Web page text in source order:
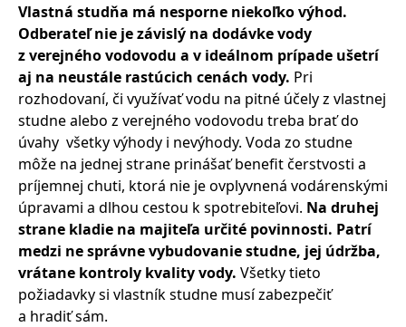
Vlastná studňa má nesporne niekoľko výhod.
Odberateľ nie je závislý na dodávke vody
z verejného vodovodu a v ideálnom prípade ušetrí
aj na neustále rastúcich cenách vody. Pri
rozhodovaní, či využívať vodu na pitné účely z vlastnej
studne alebo z verejného vodovodu treba brať do
úvahy všetky výhody i nevýhody. Voda zo studne
môže na jednej strane prinášať benefit čerstvosti a
príjemnej chuti, ktorá nie je ovplyvnená vodárenskými
úpravami a dlhou cestou k spotrebiteľovi. Na druhej
strane kladie na majiteľa určité povinnosti. Patrí
medzi ne správne vybudovanie studne, jej údržba,
vrátane kontroly kvality vody. Všetky tieto
požiadavky si vlastník studne musí zabezpečiť
a hradiť sám.